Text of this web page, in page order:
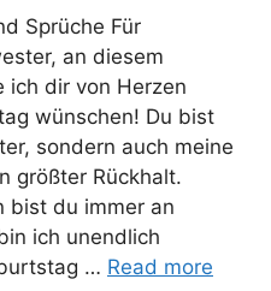
Sprüche Für
an diesem
ich dir von Herzen
wünschen! Du bist
sondern auch meine
größter Rückhalt.
bist du immer an
ich unendlich
… Read more